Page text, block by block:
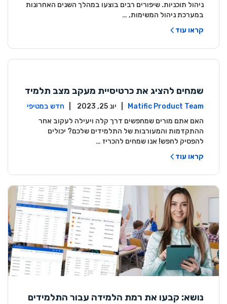
ניהול תוכניות. שיפורים רבים בוצעו במהלך השנים האחרונות
במערכת ניהול המשימות, …
קראו עוד
שמחים להציג את כרטיסיית מעקב מצב תלמיד
ים באתר המורה!
Matific Product Team
חדש במטיפי
האם אתם מורים שמחפשים דרך קלה ויעילה לעקוב אחר
ההתקדמות והמעורבות של התלמידים שלכם? יכולים
להפסיק לחפש! אנו שמחים להכריז …
קראו עוד
נושא: קבעו את רמת הלמידה עבור התלמידים